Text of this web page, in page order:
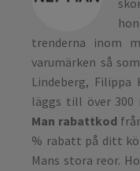
trenderna inom
varumärken så
Lindeberg,
läggs till över 300
Man rabattkod
% rabatt på ditt
Mans stora reor.